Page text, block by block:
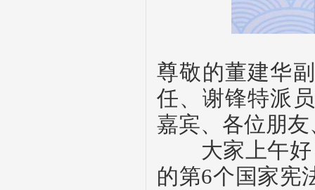
尊敬的董建华
任、谢锋特派
嘉宾、各位朋
大家上午好
的第6个国家宪